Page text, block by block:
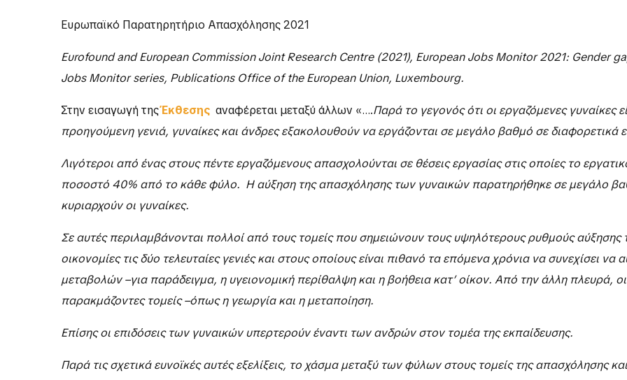
Ευρωπαϊκό Παρατηρητήριο Απασχόλησης 2021
Eurofound and European Commission Joint Research Centre (2021), European Jobs Monitor 2021: Gender
Jobs Monitor series, Publications Office of the European Union, Luxembourg.
Στην εισαγωγή τηςΈκθεσηςαναφέρεται μεταξύ άλλων «….Παρά το γεγονός ότι οι εργαζόμενες γυναίκες
προηγούμενη γενιά, γυναίκες και άνδρες εξακολουθούν να εργάζονται σε μεγάλο βαθμό σε διαφορετικά
Λιγότεροι από ένας στους πέντε εργαζόμενους απασχολούνται σε θέσεις εργασίας στις οποίες το
ποσοστό 40% από το κάθε φύλο. Η αύξηση της απασχόλησης των γυναικών παρατηρήθηκε σε μεγάλο
κυριαρχούν οι γυναίκες.
Σε αυτές περιλαμβάνονται πολλοί από τους τομείς που σημειώνουν τους υψηλότερους ρυθμούς αύξησης
οικονομίες τις δύο τελευταίες γενιές και στους οποίους είναι πιθανό τα επόμενα χρόνια να συνεχίσει
μεταβολών –για παράδειγμα, η υγειονομική περίθαλψη και η βοήθεια κατ’ οίκον. Από την άλλη πλευρά,